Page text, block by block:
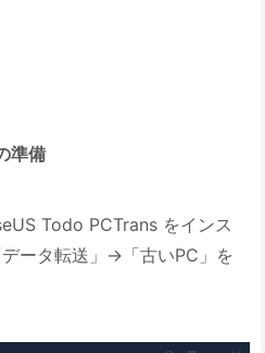
準備
Todo PCTrans をインス
ータ転送」→「古いPC」を